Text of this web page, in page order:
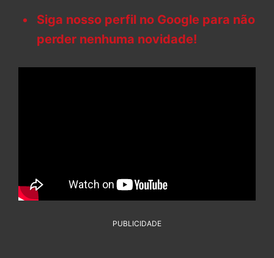
Siga nosso perfil no Google para não
perder nenhuma novidade!
PUBLICIDADE